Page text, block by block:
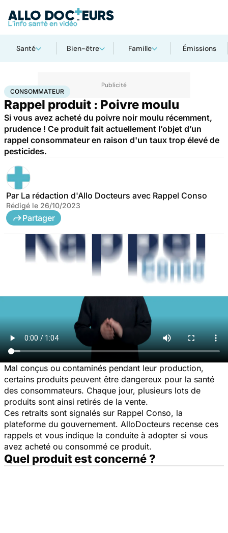
Santé Bien-être Famille Émissions
AccueilSantéConsommateur
CONSOMMATEUR
Rappel produit : Poivre moulu
Si vous avez acheté du poivre noir moulu récemment,
prudence ! Ce produit fait actuellement l’objet d’un
rappel consommateur en raison d'un taux trop élevé de
pesticides.
Par La rédaction d'Allo Docteurs avec Rappel Conso
Rédigé le 26/10/2023
Partager
Mal conçus ou contaminés pendant leur production,
certains produits peuvent être dangereux pour la santé
des consommateurs. Chaque jour, plusieurs lots de
produits sont ainsi retirés de la vente.
Ces retraits sont signalés sur Rappel Conso, la
plateforme du gouvernement. AlloDocteurs recense ces
rappels et vous indique la conduite à adopter si vous
avez acheté ou consommé ce produit.
Quel produit est concerné ?